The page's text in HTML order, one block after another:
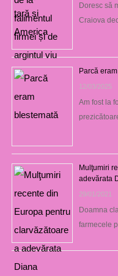
Doresc să
Craiova
Parcă
12/03/2025
Am fost la
Mulţumiri
adevărata
29/01/2021
Doamna
farmecele